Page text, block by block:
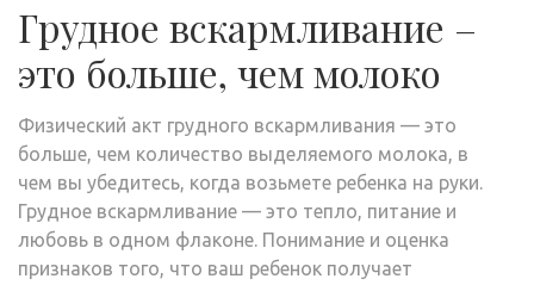
Грудное вскармливание –
это больше, чем молоко
Физический акт грудного вскармливания — это
больше, чем количество выделяемого молока, в
чем вы убедитесь, когда возьмете ребенка на руки.
Грудное вскармливание — это тепло, питание и
любовь в одном флаконе. Понимание и оценка
признаков того, что ваш ребенок получает